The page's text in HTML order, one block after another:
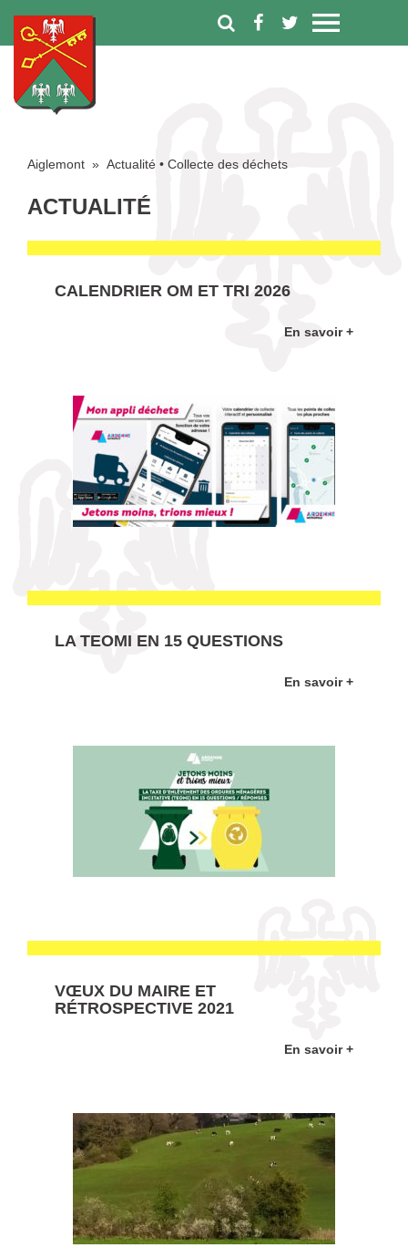
Aiglemont » Actualité • Collecte des déchets
ACTUALITÉ
CALENDRIER OM ET TRI 2026
En savoir +
LA TEOMI EN 15 QUESTIONS
En savoir +
VŒUX DU MAIRE ET
RÉTROSPECTIVE 2021
En savoir +